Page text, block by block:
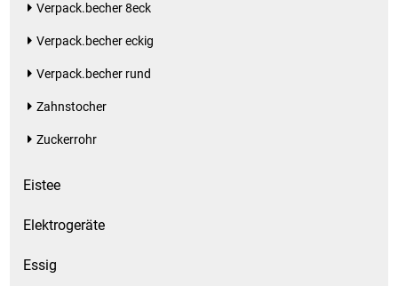
Sekt / Champagner / Frizzante
Service
Verpack.becher 8eck
Verpack.becher eckig
Verpack.becher rund
Zahnstocher
Zuckerrohr
Eistee
Elektrogeräte
Essig